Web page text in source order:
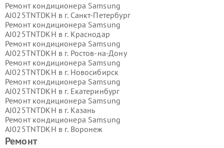
Ремонт
Ремонт кондиционера Samsung
AJ025TNTDKH в г. Санкт-Петербург
Ремонт кондиционера Samsung
AJ025TNTDKH в г. Краснодар
Ремонт кондиционера Samsung
AJ025TNTDKH в г. Ростов-на-Дону
Ремонт кондиционера Samsung
AJ025TNTDKH в г. Новосибирск
Ремонт кондиционера Samsung
AJ025TNTDKH в г. Екатеринбург
Ремонт кондиционера Samsung
AJ025TNTDKH в г. Казань
Ремонт кондиционера Samsung
AJ025TNTDKH в г. Воронеж
Ремонт кондиционера Samsung